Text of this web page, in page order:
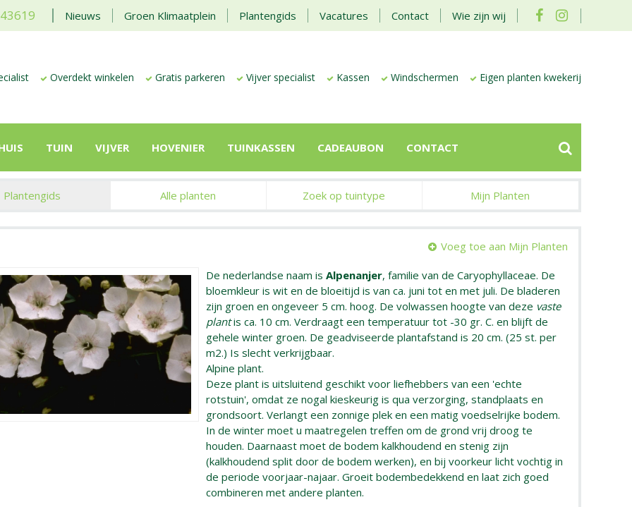
Nieuws Groen Klimaatplein Plantengids Vacatures Contact Wie zijn wij
Overdekt winkelen Gratis parkeren Vijver specialist Kassen Windschermen Eigen planten kwekerij
TUIN VIJVER HOVENIER TUINKASSEN CADEAUBON CONTACT
Plantengids Alle planten Zoek op tuintype Mijn Planten
Voeg toe aan Mijn Planten
De nederlandse naam isAlpenanjer, familie van de Caryophyllaceae. De
bloemkleur is wit en de bloeitijd is van ca. juni tot en met juli. De bladeren
zijn groen en ongeveer 5 cm. hoog. De volwassen hoogte van deze vaste
plantis ca. 10 cm. Verdraagt een temperatuur tot -30 gr. C. en blijft de
gehele winter groen. De geadviseerde plantafstand is 20 cm. (25 st. per
m2.) Is slecht verkrijgbaar.
Alpine plant.
Deze plant is uitsluitend geschikt voor liefhebbers van een 'echte
rotstuin', omdat ze nogal kieskeurig is qua verzorging, standplaats en
grondsoort. Verlangt een zonnige plek en een matig voedselrijke bodem.
In de winter moet u maatregelen treffen om de grond vrij droog te
houden. Daarnaast moet de bodem kalkhoudend en stenig zijn
(kalkhoudend split door de bodem werken), en bij voorkeur licht vochtig in
de periode voorjaar-najaar. Groeit bodembedekkend en laat zich goed
combineren met andere planten.